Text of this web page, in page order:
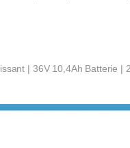
| 36V 10,4Ah Batterie |